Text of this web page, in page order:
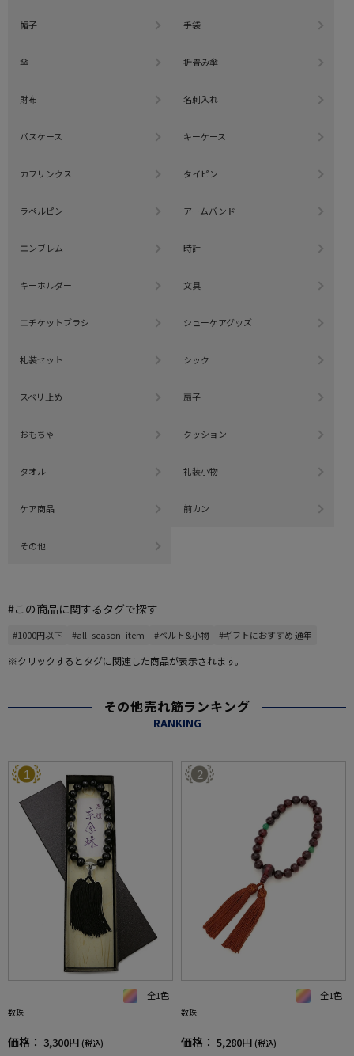
帽子 手袋
傘 折畳み傘
財布 名刺入れ
パスケース キーケース
カフリンクス タイピン
ラペルピン アームバンド
エンブレム 時計
キーホルダー 文具
エチケットブラシ シューケアグッズ
礼装セット シック
スベリ止め 扇子
おもちゃ クッション
タオル 礼装小物
ケア商品 前カン
その他
#この商品に関するタグで探す
#1000円以下 #all_season_item #ベルト&小物 #ギフトにおすすめ 通年
※クリックするとタグに関連した商品が表示されます。
その他売れ筋ランキング
RANKING
1
全1色
数珠
価格： 3,300円 (税込)
2
全1色
数珠
価格： 5,280円 (税込)